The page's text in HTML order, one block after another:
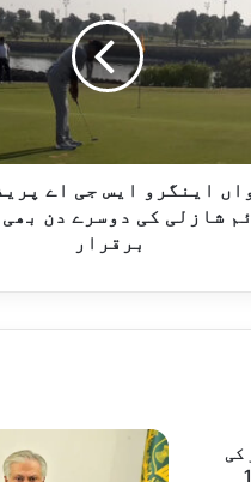
گیا
اینگرو ایس جی اے
شازلی کی دوسرے دن
برقرار
کی
12